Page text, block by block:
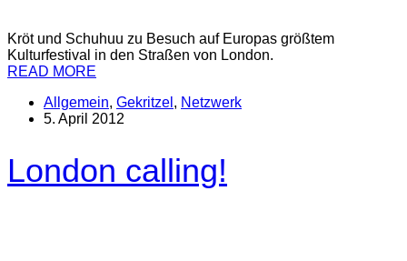
Kröt und Schuhuu zu Besuch auf Europas größtem
Kulturfestival in den Straßen von London.
READ MORE
Allgemein, Gekritzel , Netzwerk
5. April 2012
London calling!